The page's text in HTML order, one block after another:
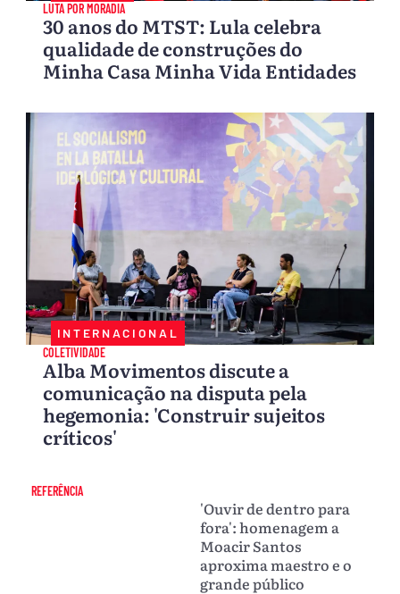
LUTA POR MORADIA
30 anos do MTST: Lula celebra
qualidade de construções do
Minha Casa Minha Vida Entidades
INTERNACIONAL
COLETIVIDADE
Alba Movimentos discute a
comunicação na disputa pela
hegemonia: 'Construir sujeitos
críticos'
REFERÊNCIA
'Ouvir de dentro para
fora': homenagem a
Moacir Santos
aproxima maestro e o
grande público